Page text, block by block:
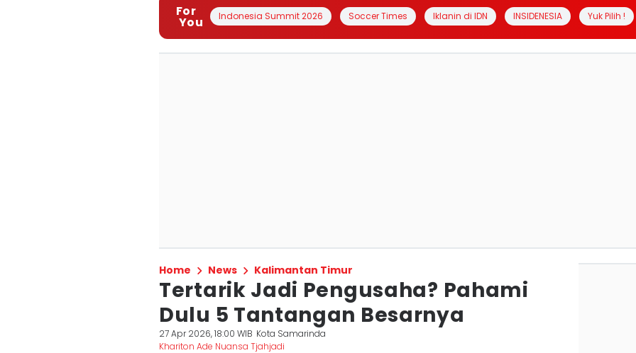
For
You Indonesia Summit 2026 Soccer Times Iklanin di IDN INSIDENESIA Yuk Pilih !
Home News Kalimantan Timur
Tertarik Jadi Pengusaha? Pahami
Dulu 5 Tantangan Besarnya
27 Apr 2026, 18:00 WIB Kota Samarinda
Khariton Ade Nuansa Tjahjadi